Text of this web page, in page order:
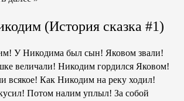
(История сказка #1)
У Никодима был сын! Яковом звали!
величали! Никодим гордился Яковом!
всякое! Как Никодим на реку ходил!
Потом налим уплыл! За собой